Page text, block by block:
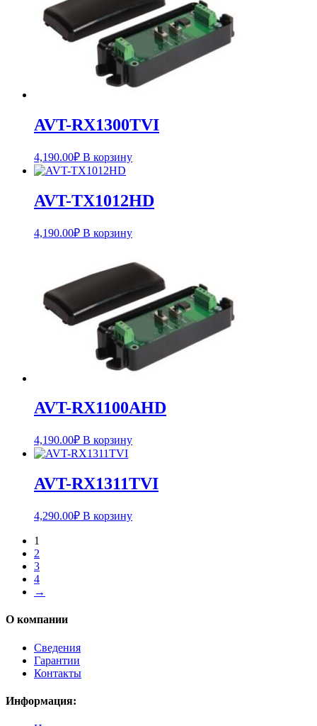
AVT-RX1300TVI
4,190.00₽ В корзину
AVT-TX1012HD
4,190.00₽ В корзину
AVT-RX1100AHD
4,190.00₽ В корзину
AVT-RX1311TVI
4,290.00₽ В корзину
1
2
3
4
→
О компании
Сведения
Гарантии
Контакты
Информация: